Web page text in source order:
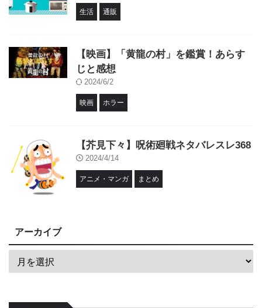
生活 通販
【映画】「黄龍の村」を鑑賞！あらす
じと感想
2024/6/2
映画 ホラー
【芥見下々】呪術廻戦ネタバレスレ368
2024/4/14
アニメ・マンガ まとめ
アーカイブ